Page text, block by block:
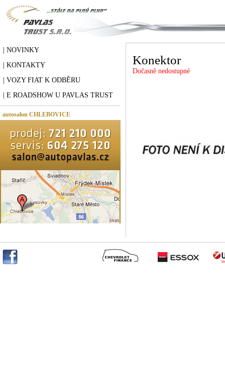
| NOVINKY
| KONTAKTY
| VOZY FIAT K ODBĚRU
| E ROADSHOW U PAVLAS TRUST
autosalon CHLEBOVICE
Konektor
Dočasně nedostupné